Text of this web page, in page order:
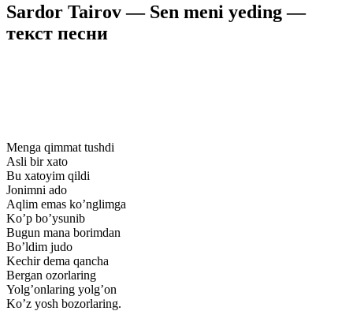
Sardor Tairov — Sen meni yeding —
текст песни
Menga qimmat tushdi
Asli bir xato
Bu xatoyim qildi
Jonimni ado
Aqlim emas ko’nglimga
Ko’p bo’ysunib
Bugun mana borimdan
Bo’ldim judo
Kechir dema qancha
Bergan ozorlaring
Yolg’onlaring yolg’on
Ko’z yosh bozorlaring.